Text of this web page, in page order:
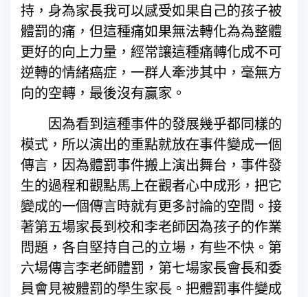
持，身為家長我可以感受如果自己的孩子被
體罰的痛，但這種痛如果無法轉化為為整體
更好的向上力量，經常讓這種痛轉化成不可
逆轉的情緒癌症，一群人牽涉其中，毫無方
向的空轉，最後沒有贏家。
因為看到這種事件的發展幾乎都同樣的
模式，所以演出的重點就放在事件變成一個
傳言，因為體罰事件搬上演出舞台，事件發
生的過程和觀點馬上在觀者心中成形，把它
變成的一個傳言時就有更多討論的空間。接
著第五場家長到校和李老師因為孩子的作業
問題，各自堅持自己的立場，有些不快。第
六場傳言李老師體罰，第七場家長會長和委
員會見被體罰的學生家長。把體罰事件變成